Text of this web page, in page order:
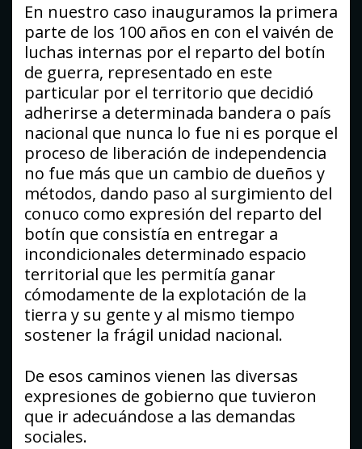
En nuestro caso inauguramos la primera
parte de los 100 años en con el vaivén de
luchas internas por el reparto del botín
de guerra, representado en este
particular por el territorio que decidió
adherirse a determinada bandera o país
nacional que nunca lo fue ni es porque el
proceso de liberación de independencia
no fue más que un cambio de dueños y
métodos, dando paso al surgimiento del
conuco como expresión del reparto del
botín que consistía en entregar a
incondicionales determinado espacio
territorial que les permitía ganar
cómodamente de la explotación de la
tierra y su gente y al mismo tiempo
sostener la frágil unidad nacional.
De esos caminos vienen las diversas
expresiones de gobierno que tuvieron
que ir adecuándose a las demandas
sociales.